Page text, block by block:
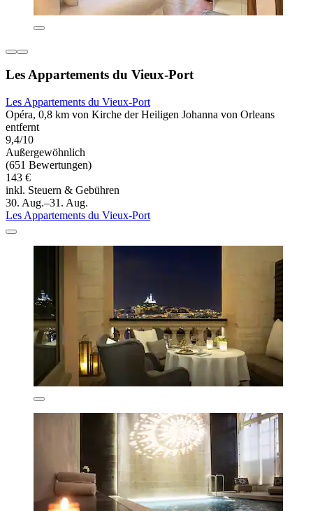
Les Appartements du Vieux-Port
Les Appartements du Vieux-Port
Opéra, 0,8 km von Kirche der Heiligen Johanna von Orleans
entfernt
9,4/10
Außergewöhnlich
(651 Bewertungen)
143 €
inkl. Steuern & Gebühren
30. Aug.–31. Aug.
Les Appartements du Vieux-Port